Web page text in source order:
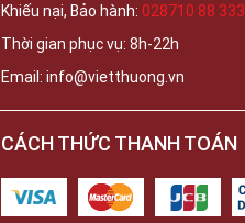
Khiếu nại, Bảo hành: 028710 88 333
Thời gian phục vụ: 8h-22h
Email: info@vietthuong.vn
CÁCH THỨC THANH TOÁN